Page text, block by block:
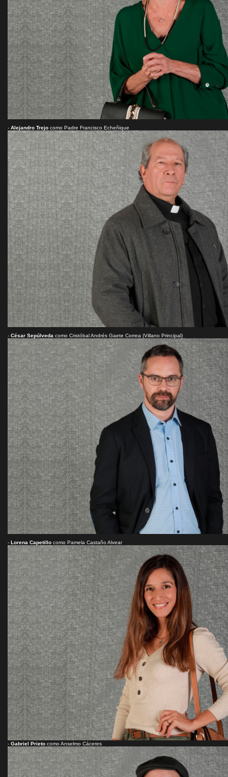
- Alejandro Trejo como Padre Francisco Echeñique
- César Sepúlveda como Cristóbal Andrés Gaete Correa (Villano Principal)
- Lorena Capetillo como Pamela Castaño Alvear
- Gabriel Prieto como Anselmo Cáceres